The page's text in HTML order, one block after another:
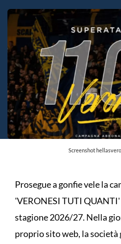
Screenshot
Prosegue a gonfie vele la
'VERONESI TUTI
stagione 2026/27. Nella
proprio sito web, la società